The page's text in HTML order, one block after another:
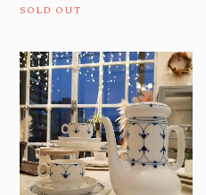
SOLD OUT